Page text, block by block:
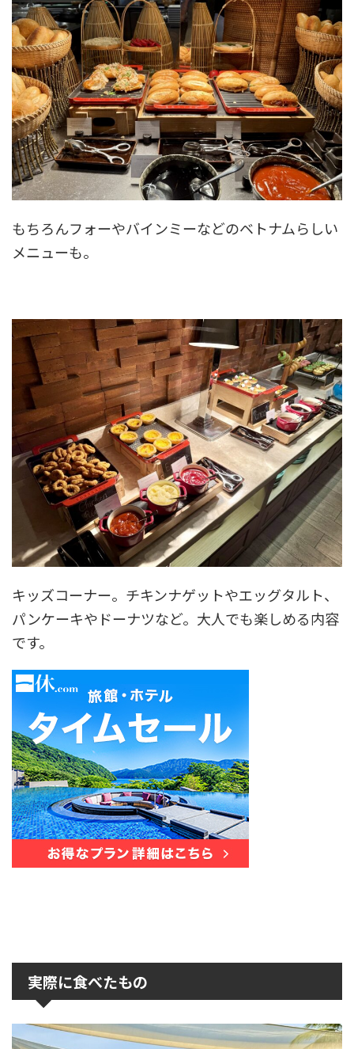
もちろんフォーやバインミーなどのベトナムらしい
メニューも。
キッズコーナー。チキンナゲットやエッグタルト、
パンケーキやドーナツなど。大人でも楽しめる内容
です。
実際に食べたもの